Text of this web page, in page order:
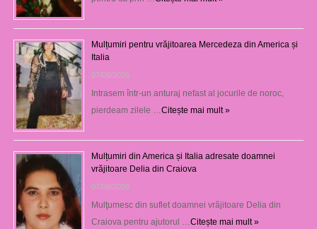
Mulțumiri pentru vrăjitoarea Mercedeza din America și
Italia
07/08/2026
Intrasem într-un anturaj nefast al jocurile de noroc,
pierdeam zilele … Citește mai mult »
Mulțumiri din America și Italia adresate doamnei
vrăjitoare Delia din Craiova
07/08/2026
Mulţumesc din suflet doamnei vrăjitoare Delia din
Craiova pentru ajutorul … Citește mai mult »